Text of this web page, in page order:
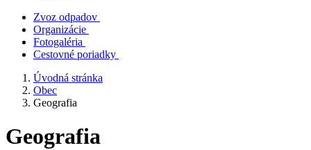
Zvoz odpadov
Organizácie
Fotogaléria
Cestovné poriadky
Úvodná stránka
Obec
Geografia
Geografia